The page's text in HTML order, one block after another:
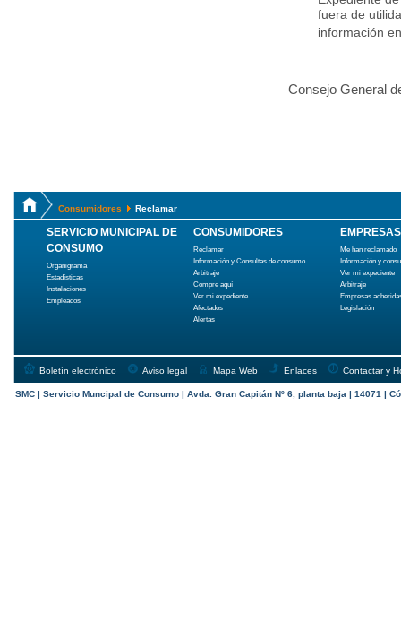
fuera de
información
Consejo General
Consumidores Reclamar
SERVICIO MUNICIPAL DE
CONSUMO
Organigrama
Estadísticas
Instalaciones
Empleados
CONSUMIDORES
Reclamar
Información y Consultas de consumo
Arbitraje
Compre aquí
Ver mi expediente
Afectados
Alertas
EMPRESAS
Me han reclamado
Información y
Ver mi expediente
Arbitraje
Empresas
Legislación
Boletín electrónico Aviso legal Mapa Web Enlaces Contactar y
SMC | Servicio Muncipal de Consumo | Avda. Gran Capitán Nº 6, planta baja | 14071 |